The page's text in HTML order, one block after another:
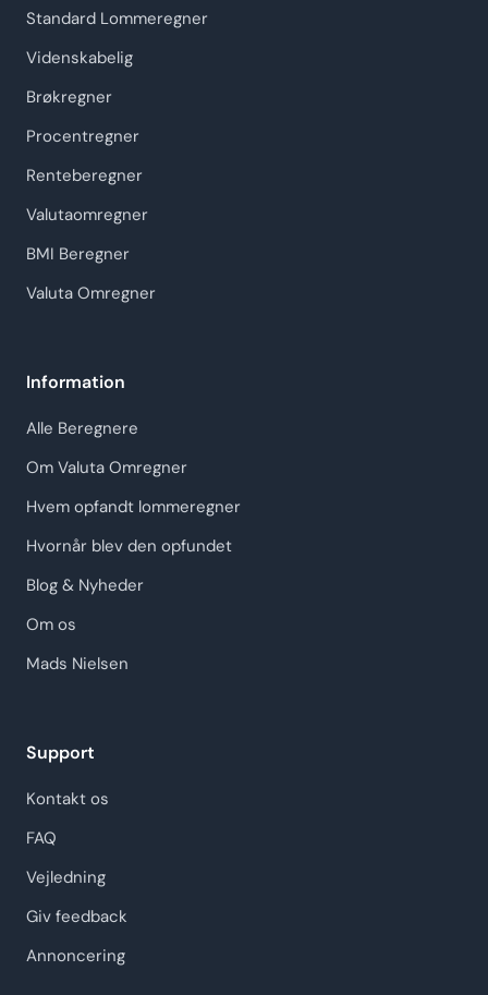
Standard Lommeregner
Videnskabelig
Brøkregner
Procentregner
Renteberegner
Valutaomregner
BMI Beregner
Valuta Omregner
Information
Alle Beregnere
Om Valuta Omregner
Hvem opfandt lommeregner
Hvornår blev den opfundet
Blog & Nyheder
Om os
Mads Nielsen
Support
Kontakt os
FAQ
Vejledning
Giv feedback
Annoncering